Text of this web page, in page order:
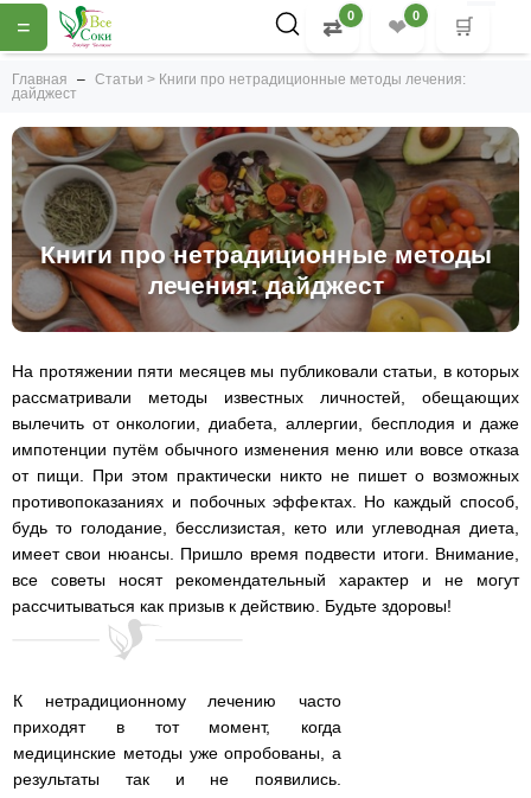
= ⇄ 0 ❤ 0 🛒
Главная
Статьи > Книги про нетрадиционные методы лечения:
дайджест
Книги про нетрадиционные методы
лечения: дайджест
На протяжении пяти месяцев мы публиковали статьи, в которых
рассматривали методы известных личностей, обещающих
вылечить от онкологии, диабета, аллергии, бесплодия и даже
импотенции путём обычного изменения меню или вовсе отказа
от пищи. При этом практически никто не пишет о возможных
противопоказаниях и побочных эффектах. Но каждый способ,
будь то голодание, бесслизистая, кето или углеводная диета,
имеет свои нюансы. Пришло время подвести итоги. Внимание,
все советы носят рекомендательный характер и не могут
рассчитываться как призыв к действию. Будьте здоровы!
К нетрадиционному лечению часто
приходят в тот момент, когда
медицинские методы уже опробованы, а
результаты так и не появились.